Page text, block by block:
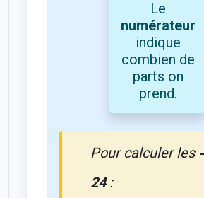
Le
numérateur
indique
combien de
parts on
prend.
Pour calculer les
24: